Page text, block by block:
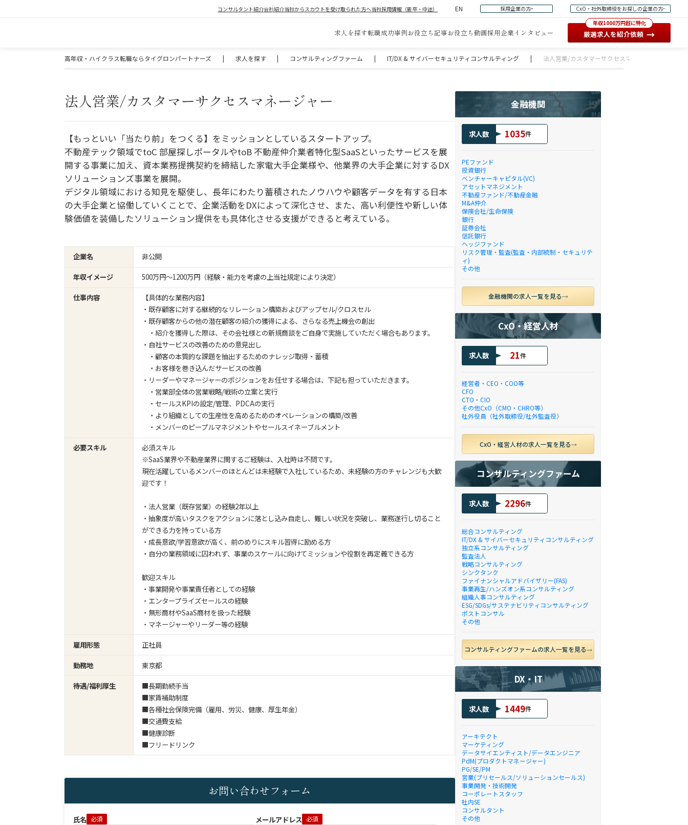
コンサルタント紹介会社紹介当社からスカウトを受け取られた方へ当社採用情報（新卒・中途） EN 採用企業の方 CxO・社外取締役をお探しの企業の方
求人を探す転職成功事例お役立ち記事お役立ち動画採用企業インタビュー
年収1000万円超に特化
厳選求人を紹介依頼 →
高年収・ハイクラス転職ならタイグロンパートナーズ | 求人を探す | コンサルティングファーム | IT/DX & サイバーセキュリティコンサルティング | 法人営業/カスタマーサクセスマネージャー
法人営業/カスタマーサクセスマネージャー
【もっといい「当たり前」をつくる】をミッションとしているスタートアップ。
不動産テック領域でtoC 部屋探しポータルやtoB 不動産仲介業者特化型SaaSといったサービスを展
開する事業に加え、資本業務提携契約を締結した家電大手企業様や、他業界の大手企業に対するDX
ソリューションズ事業を展開。
デジタル領域における知見を駆使し、長年にわたり蓄積されたノウハウや顧客データを有する日本
の大手企業と協働していくことで、企業活動をDXによって深化させ、また、高い利便性や新しい体
験価値を装備したソリューション提供をも具体化させる支援ができると考えている。
企業名
非公開
年収イメージ
500万円〜1200万円（経験・能力を考慮の上当社規定により決定）
仕事内容
【具体的な業務内容】
・既存顧客に対する継続的なリレーション構築およびアップセル/クロスセル
・既存顧客からの他の潜在顧客の紹介の獲得による、さらなる売上機会の創出
・紹介を獲得した際は、その会社様との新規商談をご自身で実施していただく場合もあります。
・自社サービスの改善のための意見出し
・顧客の本質的な課題を抽出するためのナレッジ取得・蓄積
・お客様を巻き込んだサービスの改善
・リーダーやマネージャーのポジションをお任せする場合は、下記も担っていただきます。
・営業部全体の営業戦略/戦術の立案と実行
・セールスKPIの設定/管理、PDCAの実行
・より組織としての生産性を高めるためのオペレーションの構築/改善
・メンバーのピープルマネジメントやセールスイネーブルメント
必要スキル
必須スキル
※SaaS業界や不動産業界に関するご経験は、入社時は不問です。
現在活躍しているメンバーのほとんどは未経験で入社しているため、未経験の方のチャレンジも大歓
迎です！
・法人営業（既存営業）の経験2年以上
・抽象度が高いタスクをアクションに落とし込み自走し、難しい状況を突破し、業務遂行し切ること
ができる力を持っている方
・成長意欲/学習意欲が高く、前のめりにスキル習得に励める方
・自分の業務領域に囚われず、事業のスケールに向けてミッションや役割を再定義できる方
歓迎スキル
・事業開発や事業責任者としての経験
・エンタープライズセールスの経験
・無形商材やSaaS商材を扱った経験
・マネージャーやリーダー等の経験
雇用形態
正社員
勤務地
東京都
待遇/福利厚生
■長期勤続手当
■家賃補助制度
■各種社会保険完備（雇用、労災、健康、厚生年金）
■交通費支給
■健康診断
■フリードリンク
お問い合わせフォーム
氏名 必須 メールアドレス 必須
金融機関
求人数 1035件
PEファンド
投資銀行
ベンチャーキャピタル(VC)
アセットマネジメント
不動産ファンド/不動産金融
M&A仲介
保険会社/生命保険
銀行
証券会社
信託銀行
ヘッジファンド
リスク管理・監査(監査・内部統制・セキュリテ
ィ)
その他
金融機関の求人一覧を見る
CxO・経営人材
求人数 21件
経営者・CEO・COO等
CFO
CTO・CIO
その他CxO（CMO・CHRO等）
社外役員（社外取締役/社外監査役）
CxO・経営人材の求人一覧を見る
コンサルティングファーム
求人数 2296件
総合コンサルティング
IT/DX & サイバーセキュリティコンサルティング
独立系コンサルティング
監査法人
戦略コンサルティング
シンクタンク
ファイナンシャルアドバイザリー(FAS)
事業再生/ハンズオン系コンサルティング
組織人事コンサルティング
ESG/SDGs/サステナビリティコンサルティング
ポストコンサル
その他
コンサルティングファームの求人一覧を見る
DX・IT
求人数 1449件
アーキテクト
マーケティング
データサイエンティスト/データエンジニア
PdM(プロダクトマネージャー)
PG/SE/PM
営業(プリセールス/ソリューションセールス)
事業開発・技術開発
コーポレートスタッフ
社内SE
コンサルタント
その他